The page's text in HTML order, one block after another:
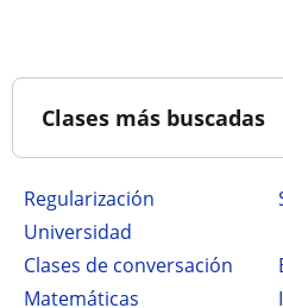
Clases más buscadas
Regularización
Universidad
Clases de conversación
Matemáticas